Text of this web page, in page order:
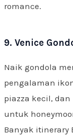
romance.
9. Venice
Naik gondola
pengalaman
piazza kecil,
untuk
Banyak itinerary